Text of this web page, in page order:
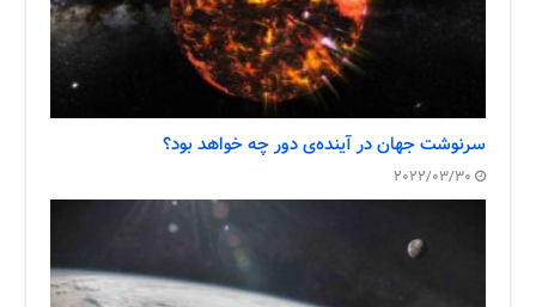
سرنوشت جهان در آینده‌ی دور چه خواهد بود؟
2022/03/30